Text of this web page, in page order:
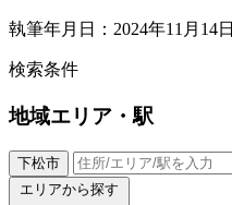
執筆年月日：2024年11月14日
検索条件
地域エリア・駅
下松市
エリアから探す